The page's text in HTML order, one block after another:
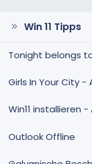
Win 11 Tipps
Tonight belongs
Girls In Your City
Win11 installieren
Outlook Offline